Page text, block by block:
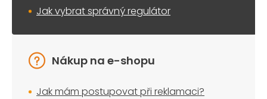
Jak vybrat správný regulátor
Nákup na e-shopu
Jak mám postupovat při reklamaci?